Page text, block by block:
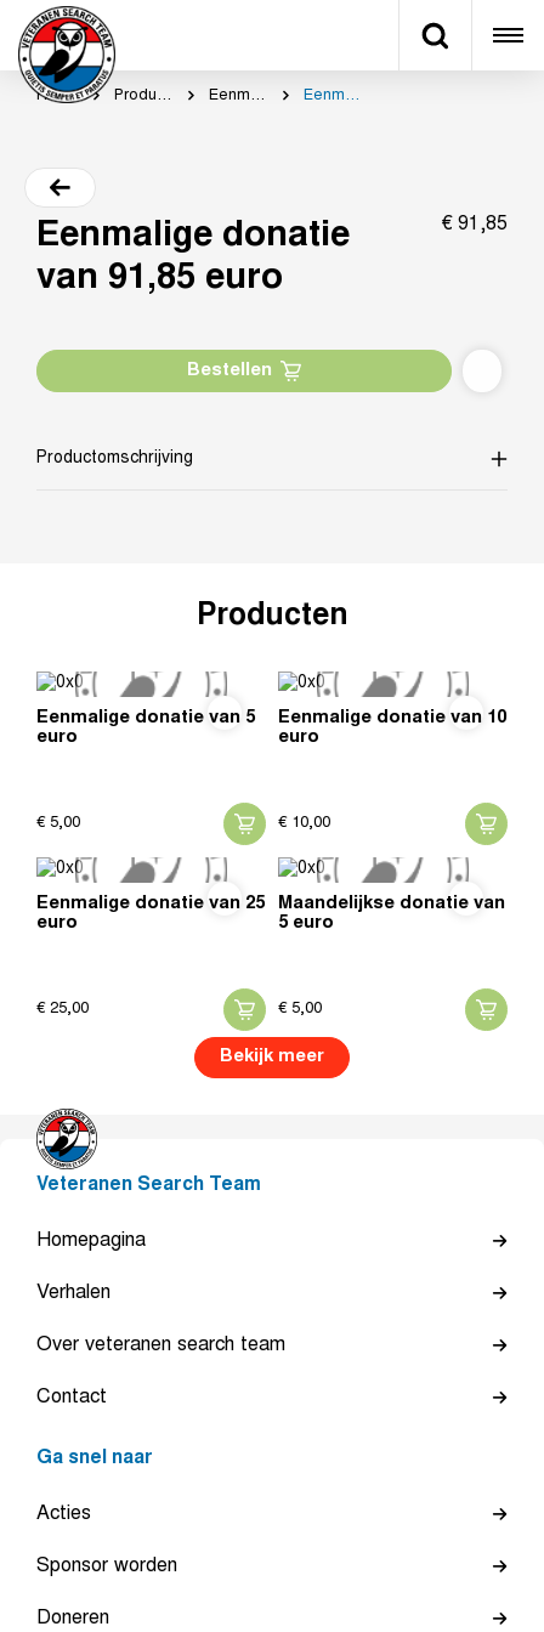
Home Productcategorie Eenmalig doneren Eenmalige donatie van 91,85 euro
Eenmalige donatie
van 91,85 euro
€ 91,85
Bestellen
Productomschrijving
Producten
Eenmalige donatie van 5
euro
€ 5,00
Eenmalige donatie van 10
euro
€ 10,00
Eenmalige donatie van 25
euro
€ 25,00
Maandelijkse donatie van
5 euro
€ 5,00
Bekijk meer
Veteranen Search Team
Homepagina
Verhalen
Over veteranen search team
Contact
Ga snel naar
Acties
Sponsor worden
Doneren